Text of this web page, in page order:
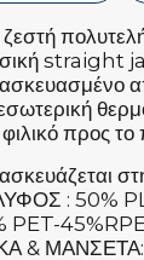
straight
προς το
: 50%
PET-
&